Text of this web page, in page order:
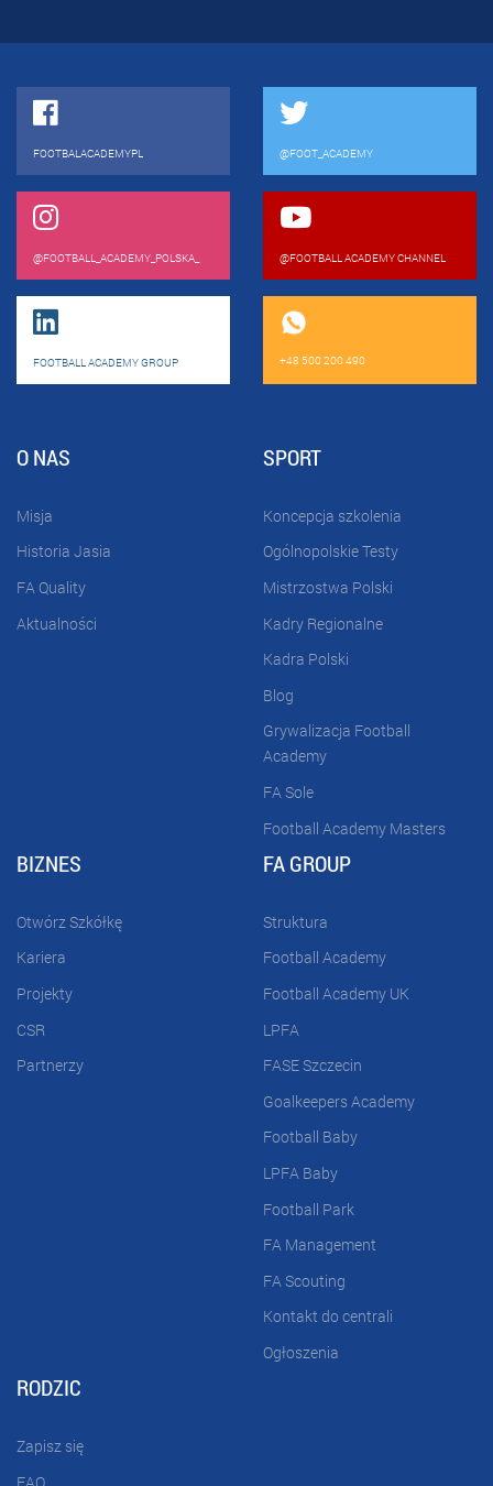
FOOTBALACADEMYPL @FOOT_ACADEMY
@FOOTBALL_ACADEMY_POLSKA_ @FOOTBALL ACADEMY CHANNEL
FOOTBALL ACADEMY GROUP +48 500 200 490
O NAS
Misja
Historia Jasia
FA Quality
Aktualności
SPORT
Koncepcja szkolenia
Ogólnopolskie Testy
Mistrzostwa Polski
Kadry Regionalne
Kadra Polski
Blog
Grywalizacja Football
Academy
FA Sole
Football Academy Masters
BIZNES
Otwórz Szkółkę
Kariera
Projekty
CSR
Partnerzy
FA GROUP
Struktura
Football Academy
Football Academy UK
LPFA
FASE Szczecin
Goalkeepers Academy
Football Baby
LPFA Baby
Football Park
FA Management
FA Scouting
Kontakt do centrali
Ogłoszenia
RODZIC
Zapisz się
FAQ